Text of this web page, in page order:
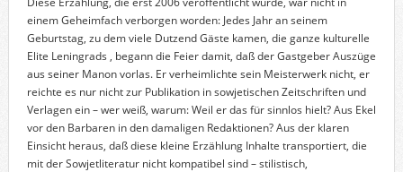
einem Geheimfach verborgen worden: Jedes Jahr an seinem
Geburtstag, zu dem viele Dutzend Gäste kamen, die ganze kulturelle
Elite Leningrads , begann die Feier damit, daß der Gastgeber Auszüge
aus seiner Manon vorlas. Er verheimlichte sein Meisterwerk nicht, er
reichte es nur nicht zur Publikation in sowjetischen Zeitschriften und
Verlagen ein – wer weiß, warum: Weil er das für sinnlos hielt? Aus Ekel
vor den Barbaren in den damaligen Redaktionen? Aus der klaren
Einsicht heraus, daß diese kleine Erzählung Inhalte transportiert, die
mit der Sowjetliteratur nicht kompatibel sind – stilistisch,